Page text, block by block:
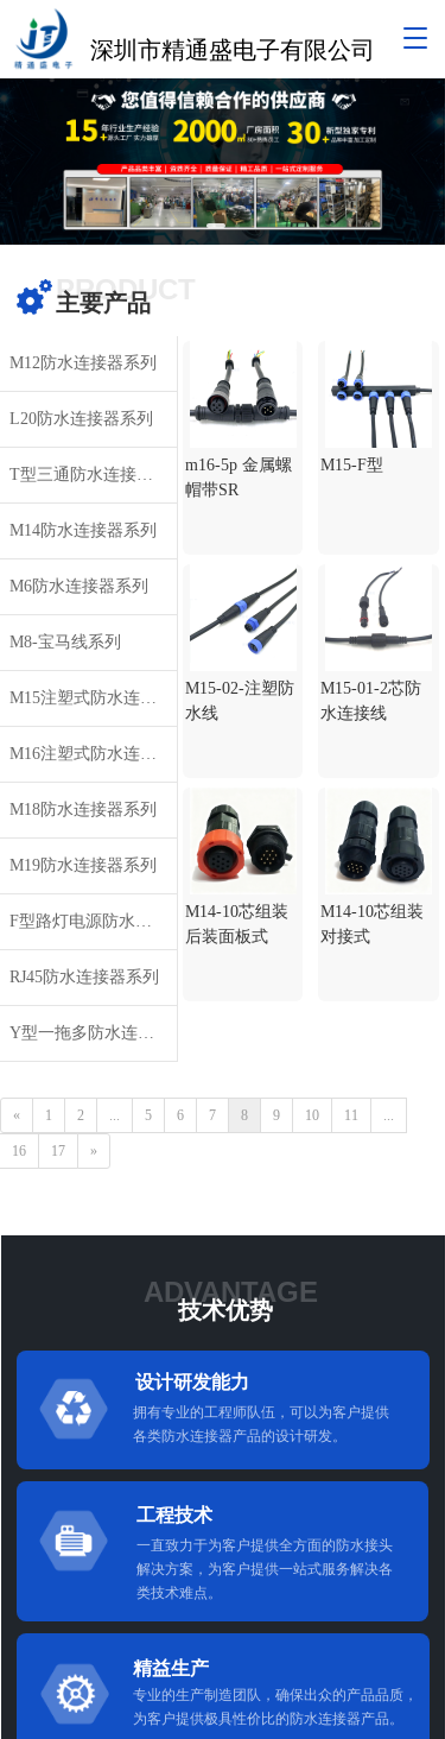
T
g
v
i
n
深圳市精通盛电子有限公司
M12防水连接器系列
L20防水连接器系列
T型三通防水连接器系列
M14防水连接器系列
M6防水连接器系列
M8-宝马线系列
M15注塑式防水连接线系列
M16注塑式防水连接器系列
M18防水连接器系列
M19防水连接器系列
F型路灯电源防水插头系列
RJ45防水连接器系列
Y型一拖多防水连接线系列
m16-5p 金属螺
帽带SR
M15-F型
M15-02-注塑防
水线
M15-01-2芯防
水连接线
M14-10芯组装
后装面板式
M14-10芯组装
对接式
« 1 2 ... 5 6 7 8 9 10 11 ...
16 17 »
PRODUCT
主要产品
设计研发能力
拥有专业的工程师队伍，可以为客户提供
各类防水连接器产品的设计研发。
工程技术
一直致力于为客户提供全方面的防水接头
解决方案，为客户提供一站式服务解决各
类技术难点。
精益生产
专业的生产制造团队，确保出众的产品品质，
为客户提供极具性价比的防水连接器产品。
ADVANTAGE
技术优势